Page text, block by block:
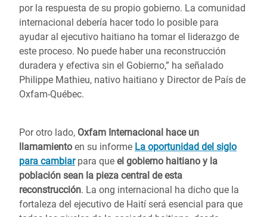
por la respuesta de su propio gobierno. La comunidad
internacional debería hacer todo lo posible para
ayudar al ejecutivo haitiano ha tomar el liderazgo de
este proceso. No puede haber una reconstrucción
duradera y efectiva sin el Gobierno,” ha señalado
Philippe Mathieu, nativo haitiano y Director de País de
Oxfam-Québec.
Por otro lado, Oxfam Internacional hace un
llamamiento en su informe La oportunidad del siglo
para cambiarpara que el gobierno haitiano y la
población sean la pieza central de esta
reconstrucción. La ong internacional ha dicho que la
fortaleza del ejecutivo de Haití será esencial para que